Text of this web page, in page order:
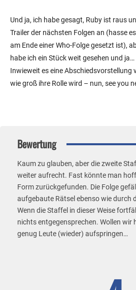
Und ja, ich habe gesagt, Ruby ist raus
Trailer der nächsten Folgen an (hasse
am Ende einer Who-Folge gesetzt ist),
habe ich ein Stück weit gesehen und
Inwieweit es eine Abschiedsvorstellung
wie groß ihre Rolle wird – nun, see you
Bewertung
Kaum zu glauben, aber die zweite
weiter aufrecht. Fast könnte man
Form zurückgefunden. Die Folge
aufgebaute Rätsel ebenso wie durch
Wenn die Staffel in dieser Weise
nichts entgegensprechen. Wollen wir
genug Leute (wieder) aufspringen…